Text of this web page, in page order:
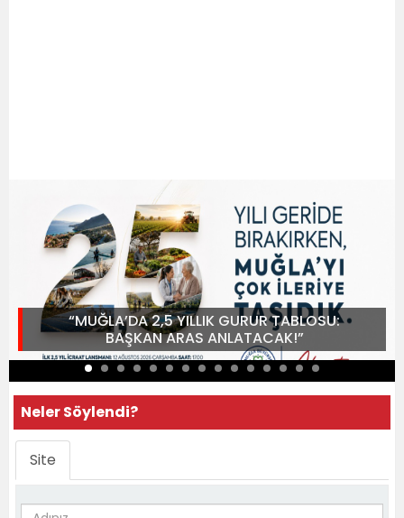
“MUĞLA’DA 2,5 YILLIK GURUR TABLOSU:
BAŞKAN ARAS ANLATACAK!”
Neler Söylendi?
Site